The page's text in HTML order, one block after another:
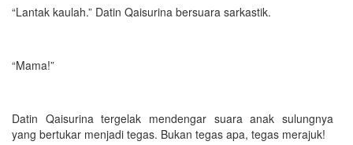
“Lantak kaulah.” Datin Qaisurina bersuara sarkastik.
“Mama!”
Datin Qaisurina tergelak mendengar suara anak sulungnya
yang bertukar menjadi tegas. Bukan tegas apa, tegas merajuk!